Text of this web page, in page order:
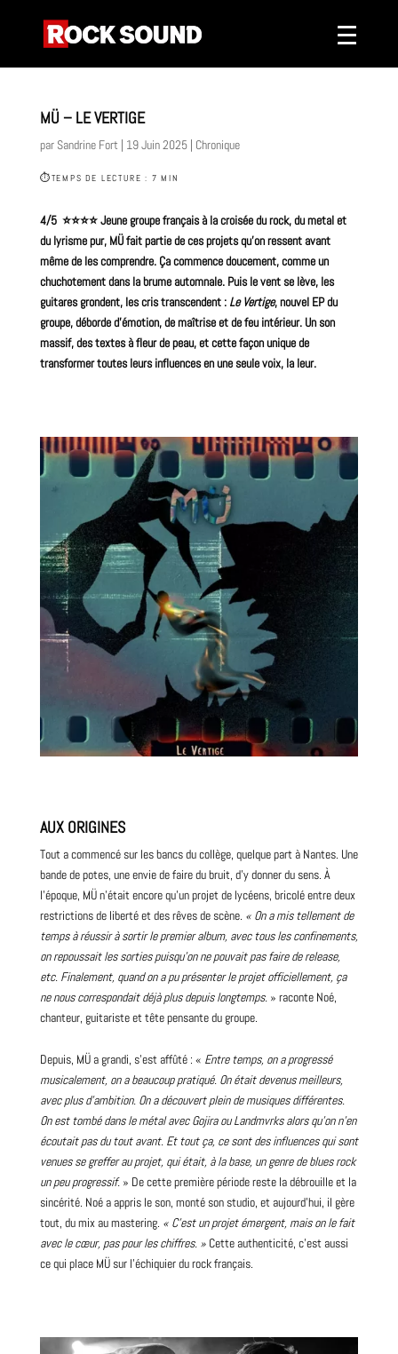
MÜ – LE VERTIGE
par Sandrine Fort | 19 Juin 2025| Chronique
⏱TEMPS DE LECTURE : 7 MIN
4/5 ⭐️⭐️⭐️⭐️ Jeunegroupefrançais à la croisée durock, dumetalet
du lyrisme pur, MÜ fait partie de ces projets qu’on ressent avant
même de les comprendre. Ça commence doucement, comme un
chuchotement dans la brume automnale. Puis le vent se lève, les
guitares grondent, les cris transcendent : Le Vertige, nouvel EP du
groupe, déborde d’émotion, de maîtrise et de feu intérieur. Un son
massif, des textes à fleur de peau, et cette façon unique de
transformer toutes leurs influences en une seule voix, la leur.
AUX ORIGINES
Tout a commencé sur les bancs du collège, quelque part à Nantes. Une
bande de potes, une envie de faire du bruit, d’y donner du sens. À
l’époque, MÜ n’était encore qu’un projet de lycéens, bricolé entre deux
restrictions de liberté et des rêves de scène. « On a mis tellement de
temps à réussir à sortir le premieralbum, avec tous les confinements,
on repoussait les sorties puisqu’on ne pouvait pas faire de release,
etc. Finalement, quand on a pu présenter le projet officiellement, ça
ne nous correspondait déjà plus depuis longtemps.» raconte Noé,
chanteur, guitaristeet tête pensante du groupe.
Depuis, MÜ a grandi, s’est affûté : « Entre temps, on a progressé
musicalement, on a beaucoup pratiqué. On était devenus meilleurs,
avec plus d’ambition. On a découvert plein de musiques différentes.
On est tombé dans le métal avecGojiraouLandmvrksalors qu’on n’en
écoutait pas du tout avant. Et tout ça, ce sont des influences qui sont
venues se greffer au projet, qui était, à la base, un genre debluesrock
un peu progressif.» De cette première période reste la débrouille et la
sincérité. Noé a appris le son, monté son studio, et aujourd’hui, il gère
tout, du mix au mastering. « C’est un projet émergent, mais on le fait
avec le cœur, pas pour les chiffres. » Cette authenticité, c’est aussi
ce qui place MÜ sur l’échiquier du rock français.